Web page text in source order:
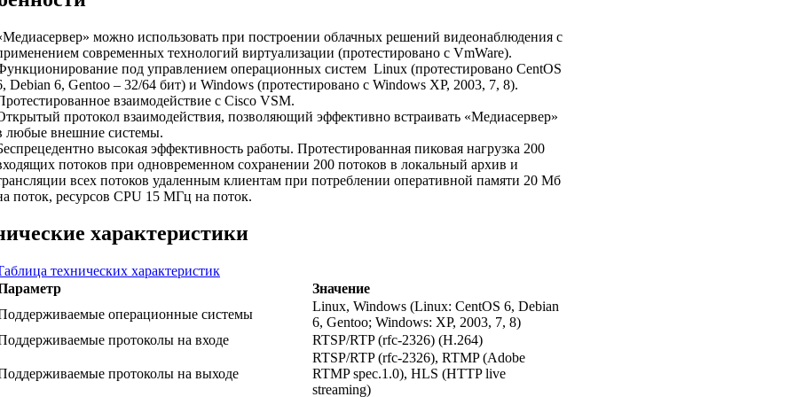
можно использовать при построении облачных решений видеонаблюдения с
современных технологий виртуализации (протестировано с VmWare).
под управлением операционных систем Linux (протестировано CentOS
Debian 6, Gentoo – 32/64 бит) и Windows (протестировано с Windows XP, 2003, 7, 8).
взаимодействие с Cisco VSM.
протокол взаимодействия, позволяющий эффективно встраивать «Медиасервер»
любые внешние системы.
высокая эффективность работы. Протестированная пиковая нагрузка 200
потоков при одновременном сохранении 200 потоков в локальный архив и
всех потоков удаленным клиентам при потреблении оперативной памяти 20 Мб
поток, ресурсов CPU 15 МГц на поток.
характеристики
технических характеристик
Значение
операционные системы
Linux, Windows (Linux: CentOS 6, Debian
6, Gentoo; Windows: XP, 2003, 7, 8)
протоколы на входе
RTSP/RTP (rfc-2326) (H.264)
протоколы на выходе
RTSP/RTP (rfc-2326), RTMP (Adobe
RTMP spec.1.0), HLS (HTTP live
streaming)